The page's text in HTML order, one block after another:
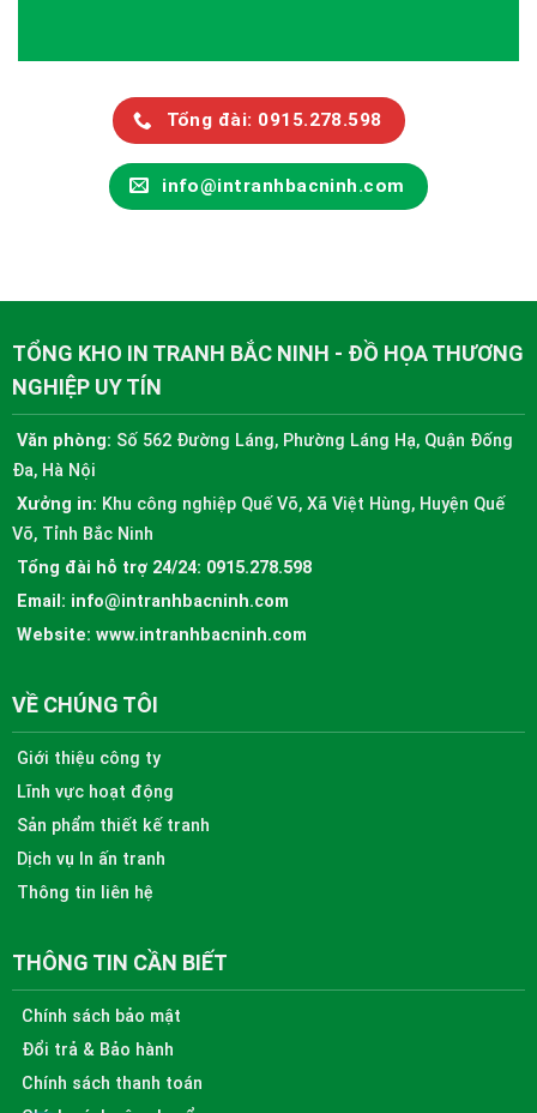
Tổng đài: 0915.278.598
info@intranhbacninh.com
TỔNG KHO IN TRANH BẮC NINH - ĐỒ HỌA THƯƠNG
NGHIỆP UY TÍN
Văn phòng: Số 562 Đường Láng, Phường Láng Hạ, Quận Đống
Đa, Hà Nội
Xưởng in: Khu công nghiệp Quế Võ, Xã Việt Hùng, Huyện Quế
Võ, Tỉnh Bắc Ninh
Tổng đài hỗ trợ 24/24: 0915.278.598
Email: info@intranhbacninh.com
Website: www.intranhbacninh.com
VỀ CHÚNG TÔI
Giới thiệu công ty
Lĩnh vực hoạt động
Sản phẩm thiết kế tranh
Dịch vụ In ấn tranh
Thông tin liên hệ
THÔNG TIN CẦN BIẾT
Chính sách bảo mật
Đổi trả & Bảo hành
Chính sách thanh toán